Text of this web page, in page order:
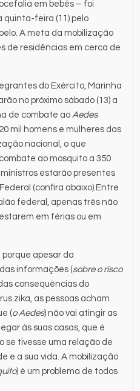
em bebês – foi
feira (11) pelo
A meta da mobilização
de residências em cerca de
do Exército, Marinha
no próximo sábado (13) a
de combate ao Aedes
mil homens e mulheres das
nacional, o que
ao mosquito a 350
estarão presentes
(confira abaixo).Entre
federal, apenas três não
em férias ou em
apesar da
informações (sobre o risco
consequências do
zika, as pessoas acham
(o Aedes) não vai atingir as
às suas casas, que é
se tivesse uma relação de
e a sua vida. A mobilização
) é um problema de todos